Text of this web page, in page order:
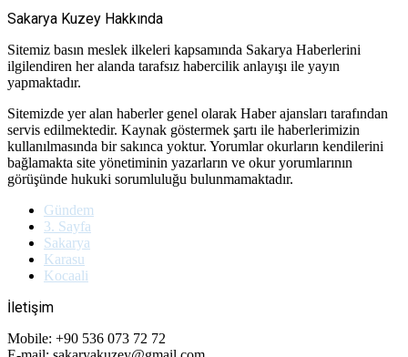
Sakarya Kuzey Hakkında
Sitemiz basın meslek ilkeleri kapsamında Sakarya Haberlerini
ilgilendiren her alanda tarafsız habercilik anlayışı ile yayın
yapmaktadır.
Sitemizde yer alan haberler genel olarak Haber ajansları tarafından
servis edilmektedir. Kaynak göstermek şartı ile haberlerimizin
kullanılmasında bir sakınca yoktur. Yorumlar okurların kendilerini
bağlamakta site yönetiminin yazarların ve okur yorumlarının
görüşünde hukuki sorumluluğu bulunmamaktadır.
Gündem
3. Sayfa
Sakarya
Karasu
Kocaali
İletişim
Mobile: +90 536 073 72 72